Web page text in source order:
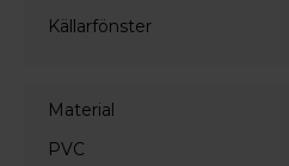
Källarfönster
Material
PVC